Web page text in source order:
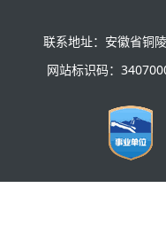
联系地址：安徽省铜
网站标识码：